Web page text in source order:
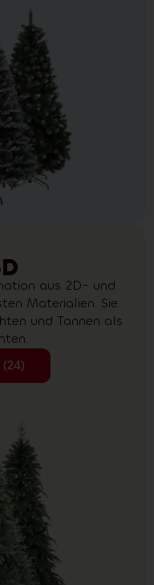
aus 2D- und
Materialien. Sie
und Tannen als